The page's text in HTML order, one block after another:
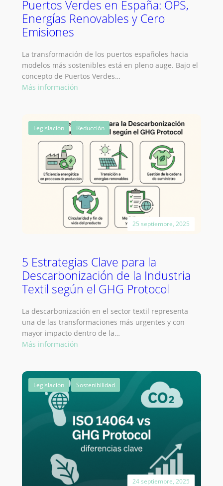
supermercados
Puertos Verdes en España: OPS,
Energías Renovables y Cero
Emisiones
La transformación de los puertos españoles hacia
modelos más sostenibles está en pleno auge. Bajo el
concepto de Puertos Verdes…
Más información:
en
España:
OPS,
Energías
Renovables
y
Cero
Emisiones
Legislación Reducción
25 septiembre, 2025
5 Estrategias Clave para la
Descarbonización de la Industria
Textil según el GHG Protocol
La descarbonización en el sector textil representa
una de las transformaciones más urgentes y con
mayor impacto dentro de la…
Más información:
Clave
para
de
la
Industria
Textil
el
Legislación Sostenibilidad
24 septiembre, 2025